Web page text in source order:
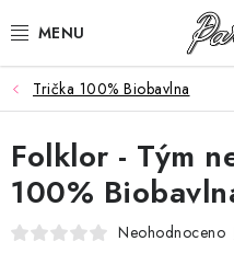
na
ROZLUČKA
NAROZENINY
NA MÍRU
Trička 100% Biobavlna
Folklor - Tým
100%
Neohodnoceno